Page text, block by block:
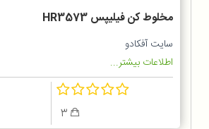
مخلوط کن فيليپس HR3573
سایت آفکادو
اطلاعات بیشتر...